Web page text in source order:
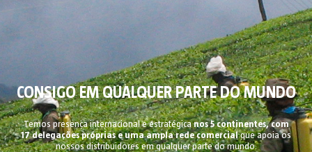
CONSIGO EM QUALQUER PARTE DO MUNDO
Temos presença internacional e estratégicanos 5 continentes, com
17 delegações próprias e uma ampla rede comercialque apoia os
nossos distribuidores em qualquer parte do mundo.